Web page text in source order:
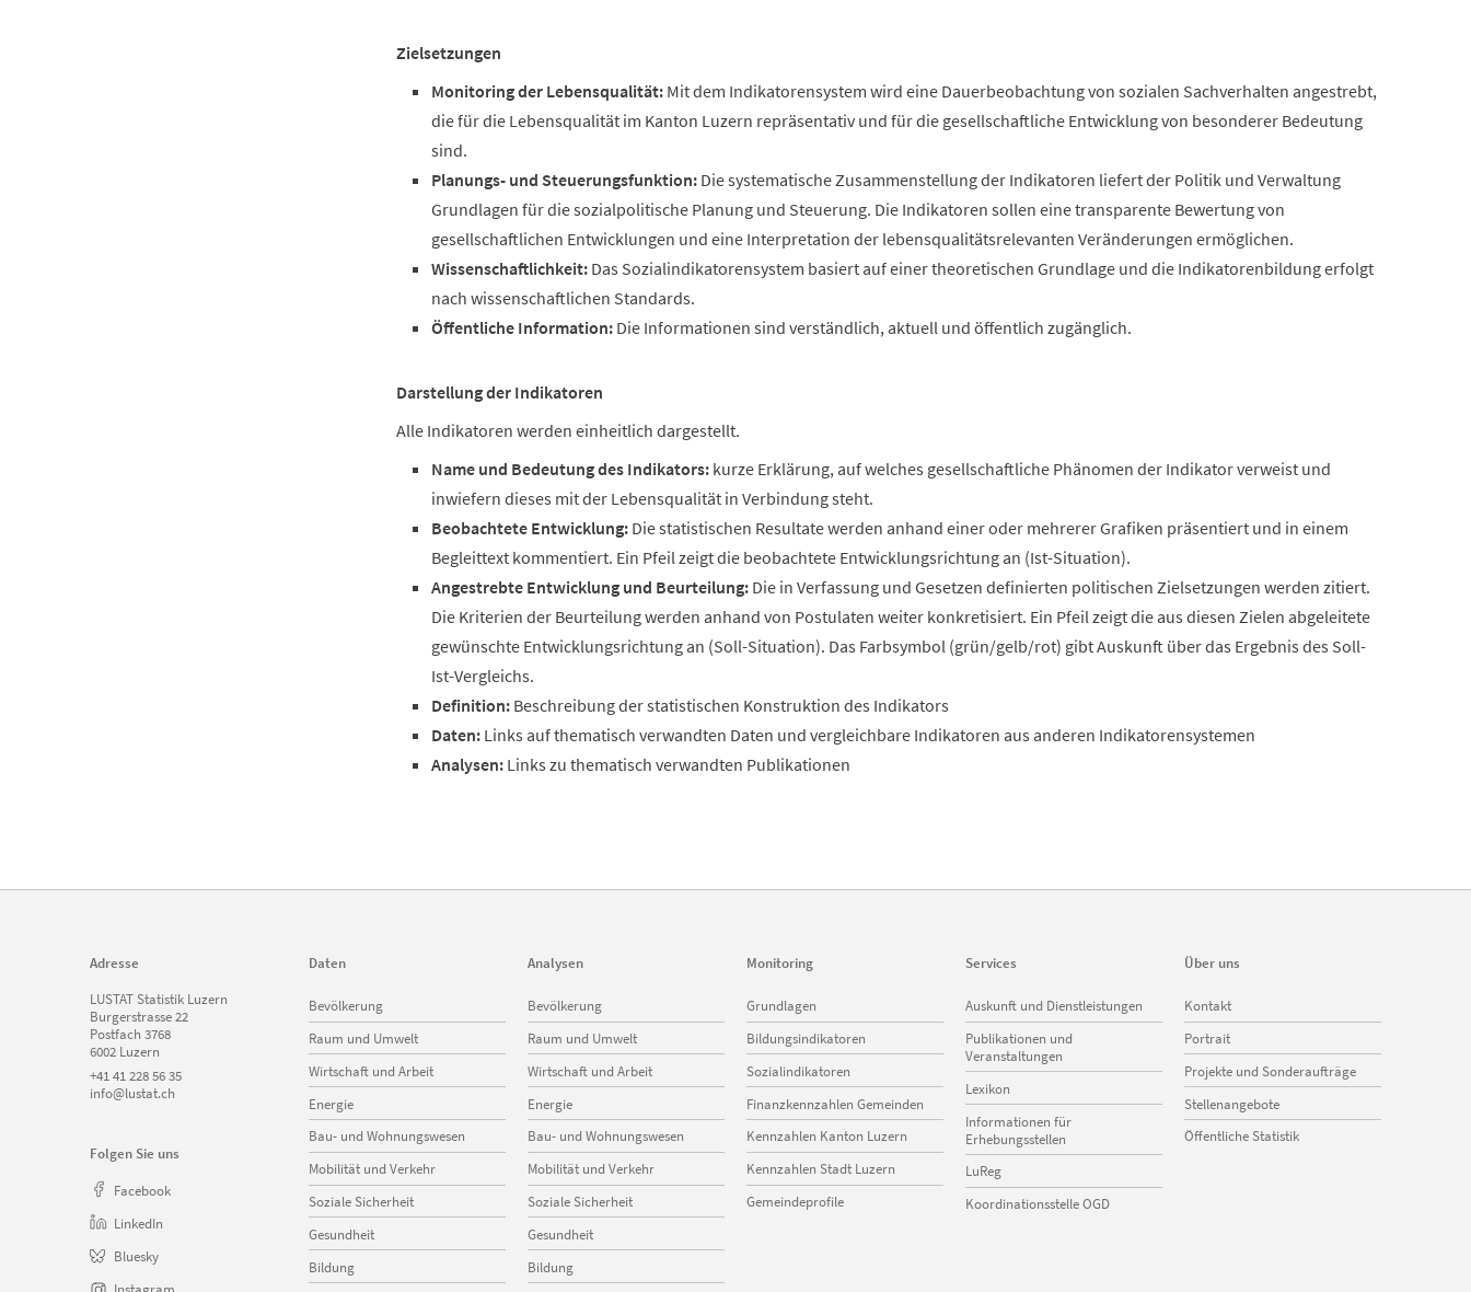
Zielsetzungen
Monitoring der Lebensqualität: Mit dem Indikatorensystem wird eine Dauerbeobachtung von sozialen Sachverhalten angestrebt,
die für die Lebensqualität im Kanton Luzern repräsentativ und für die gesellschaftliche Entwicklung von besonderer Bedeutung
sind.
Planungs- und Steuerungsfunktion: Die systematische Zusammenstellung der Indikatoren liefert der Politik und Verwaltung
Grundlagen für die sozialpolitische Planung und Steuerung. Die Indikatoren sollen eine transparente Bewertung von
gesellschaftlichen Entwicklungen und eine Interpretation der lebensqualitätsrelevanten Veränderungen ermöglichen.
Wissenschaftlichkeit: Das Sozialindikatorensystem basiert auf einer theoretischen Grundlage und die Indikatorenbildung erfolgt
nach wissenschaftlichen Standards.
Öffentliche Information: Die Informationen sind verständlich, aktuell und öffentlich zugänglich.
Darstellung der Indikatoren
Alle Indikatoren werden einheitlich dargestellt.
Name und Bedeutung des Indikators: kurze Erklärung, auf welches gesellschaftliche Phänomen der Indikator verweist und
inwiefern dieses mit der Lebensqualität in Verbindung steht.
Beobachtete Entwicklung: Die statistischen Resultate werden anhand einer oder mehrerer Grafiken präsentiert und in einem
Begleittext kommentiert. Ein Pfeil zeigt die beobachtete Entwicklungsrichtung an (Ist-Situation).
Angestrebte Entwicklung und Beurteilung: Die in Verfassung und Gesetzen definierten politischen Zielsetzungen werden zitiert.
Die Kriterien der Beurteilung werden anhand von Postulaten weiter konkretisiert. Ein Pfeil zeigt die aus diesen Zielen abgeleitete
gewünschte Entwicklungsrichtung an (Soll-Situation). Das Farbsymbol (grün/gelb/rot) gibt Auskunft über das Ergebnis des Soll-
Ist-Vergleichs.
Definition: Beschreibung der statistischen Konstruktion des Indikators
Daten: Links auf thematisch verwandten Daten und vergleichbare Indikatoren aus anderen Indikatorensystemen
Analysen: Links zu thematisch verwandten Publikationen
Adresse
LUSTAT Statistik Luzern
Burgerstrasse 22
Postfach 3768
6002 Luzern
+41 41 228 56 35
info@lustat.ch
Folgen Sie uns
Facebook
LinkedIn
Bluesky
Daten
Navigation
überspringen
Bevölkerung
Raum und Umwelt
Wirtschaft und Arbeit
Energie
Bau- und Wohnungswesen
Mobilität und Verkehr
Soziale Sicherheit
Gesundheit
Bildung
Analysen
Navigation
überspringen
Bevölkerung
Raum und Umwelt
Wirtschaft und Arbeit
Energie
Bau- und Wohnungswesen
Mobilität und Verkehr
Soziale Sicherheit
Gesundheit
Bildung
Monitoring
Navigation
überspringen
Grundlagen
Bildungsindikatoren
Sozialindikatoren
Finanzkennzahlen Gemeinden
Kennzahlen Kanton Luzern
Kennzahlen Stadt Luzern
Gemeindeprofile
Services
Navigation
überspringen
Auskunft und Dienstleistungen
Publikationen und
Veranstaltungen
Lexikon
Informationen für
Erhebungsstellen
LuReg
Koordinationsstelle OGD
Über uns
Navigation
überspringen
Kontakt
Portrait
Projekte und Sonderaufträge
Stellenangebote
Öffentliche Statistik